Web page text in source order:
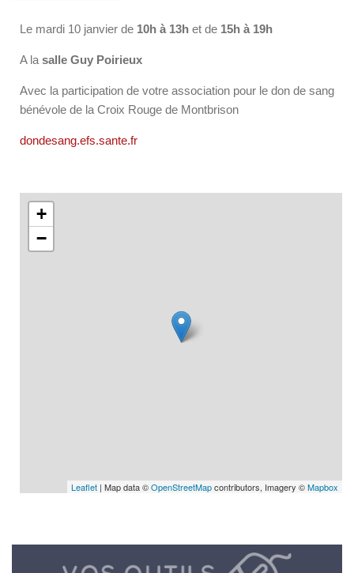
Le mardi 10 janvier de 10h à 13h et de 15h à 19h
A la salle Guy Poirieux
Avec la participation de votre association pour le don de sang
bénévole de la Croix Rouge de Montbrison
dondesang.efs.sante.fr
+
−
Leaflet | Map data ©OpenStreetMapcontributors, Imagery ©Mapbox